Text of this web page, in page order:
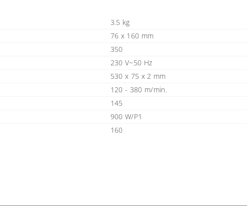
3.5 kg
76 x 160 mm
350
230 V~50 Hz
530 x 75 x 2 mm
120 - 380 m/min.
145
900 W/P1
160